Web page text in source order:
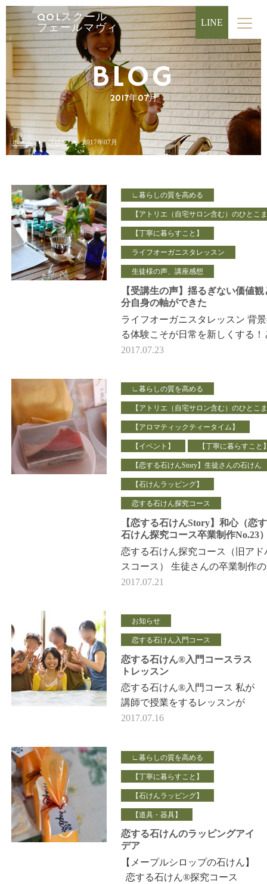
QOLスクール
フェールマヴィ
LINE
BLOG
2017年07月
ホーム ブログ 2017年07月
∟暮らしの質を高める
【アトリエ（自宅サロン含む）のひとこ
【丁寧に暮らすこと】
ライフオーガニスタレッスン
生徒様の声、講座感想
【受講生の声】揺るぎない価値観
分自身の軸ができた
ライフオーガニスタレッスン 背
る体験こそが日常を新しくする！
えています。 体験は、文字通り
2017.07.23
∟暮らしの質を高める
【アトリエ（自宅サロン含む）のひとこ
【アロマティックティータイム】
【イベント】 【丁寧に暮らすこと
【恋する石けんStory】生徒さんの石けん
【石けんラッピング】
恋する石けん探究コース
【恋する石けんStory】和心（恋
石けん探究コース卒業制作No.23
恋する石けん探究コース（旧アド
スコース） 生徒さんの卒業制作
介です。 石けん銘：和心 …
2017.07.21
お知らせ
恋する石けん入門コース
恋する石けん®入門コースラス
トレッスン
恋する石けん®入門コース 私が
講師で授業をするレッスンが
最後の３クラスが終わりまし
2017.07.16
∟暮らしの質を高める
【丁寧に暮らすこと】
【石けんラッピング】
【道具・器具】
恋する石けんのラッピングアイ
デア
【メープルシロップの石けん】
恋する石けん®探究コース